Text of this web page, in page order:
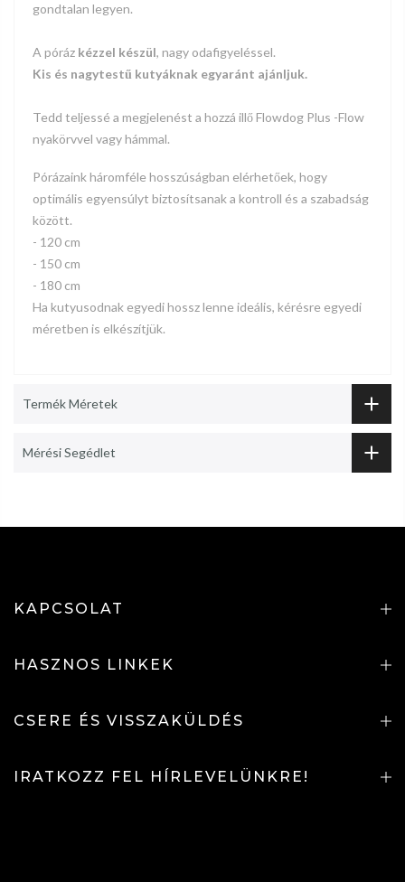
gondtalan legyen.
A póráz kézzel készül, nagy odafigyeléssel.
Kis és nagytestű kutyáknak egyaránt ajánljuk.
Tedd teljessé a megjelenést a hozzá illő Flowdog Plus -Flow
nyakörvvel vagy hámmal.
Pórázaink háromféle hosszúságban elérhetőek, hogy
optimális egyensúlyt biztosítsanak a kontroll és a szabadság
között.
- 120 cm
- 150 cm
- 180 cm
Ha kutyusodnak egyedi hossz lenne ideális, kérésre egyedi
méretben is elkészítjük.
Termék Méretek
Mérési Segédlet
KAPCSOLAT
HASZNOS LINKEK
CSERE ÉS VISSZAKÜLDÉS
IRATKOZZ FEL HÍRLEVELÜNKRE!